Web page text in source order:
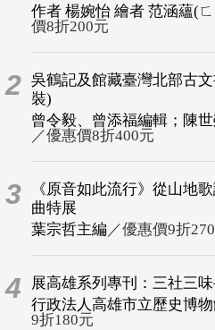
作者 楊婉怡 繪者 范涵蘊(
價8折200元
2 吳鶴記及館藏臺灣北部古
裝)
曾令毅、曾添福編輯；陳
／優惠價8折400元
3
《原音如此流行》從山地
曲特展
葉宗哲主編 ／優惠價9折
4
展高雄系列專刊：三社三
行政法人高雄市立歷史博
9折180元